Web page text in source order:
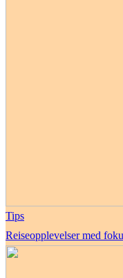
Tips
Reiseopplevelser med